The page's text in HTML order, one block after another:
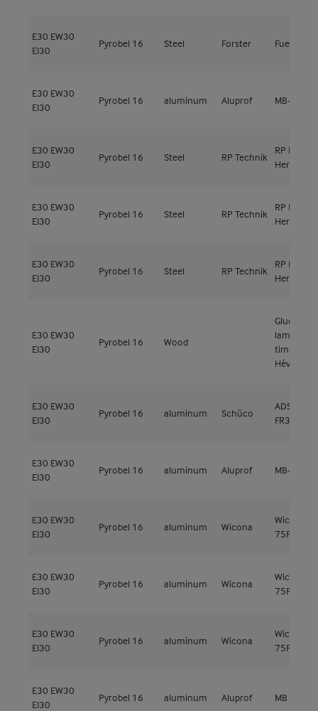
E30 EW30
EI30
Pyrobel 16 Steel Forster Fuego
E30 EW30
EI30
Pyrobel 16 aluminum Aluprof MB-60E EI
E30 EW30
EI30
Pyrobel 16 Steel RP Technik
RP ISO
Hermetic
E30 EW30
EI30
Pyrobel 16 Steel RP Technik
RP ISO
Hermetic
E30 EW30
EI30
Pyrobel 16 Steel RP Technik
RP ISO
Hermetic
E30 EW30
EI30
Pyrobel 16 Wood
Glued
laminated
timber
Hévéa
E30 EW30
EI30
Pyrobel 16 aluminum Schüco
ADS 80
FR30
E30 EW30
EI30
Pyrobel 16 aluminum Aluprof MB-60E EI
E30 EW30
EI30
Pyrobel 16 aluminum Wicona
Wicline
75FP
E30 EW30
EI30
Pyrobel 16 aluminum Wicona
Wicline
75FP
E30 EW30
EI30
Pyrobel 16 aluminum Wicona
Wicline
75FP
E30 EW30
EI30
Pyrobel 16 aluminum Aluprof MB 78EI